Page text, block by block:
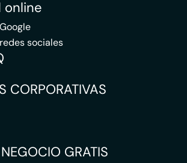
online
sociales
CORPORATIVAS
GRATIS